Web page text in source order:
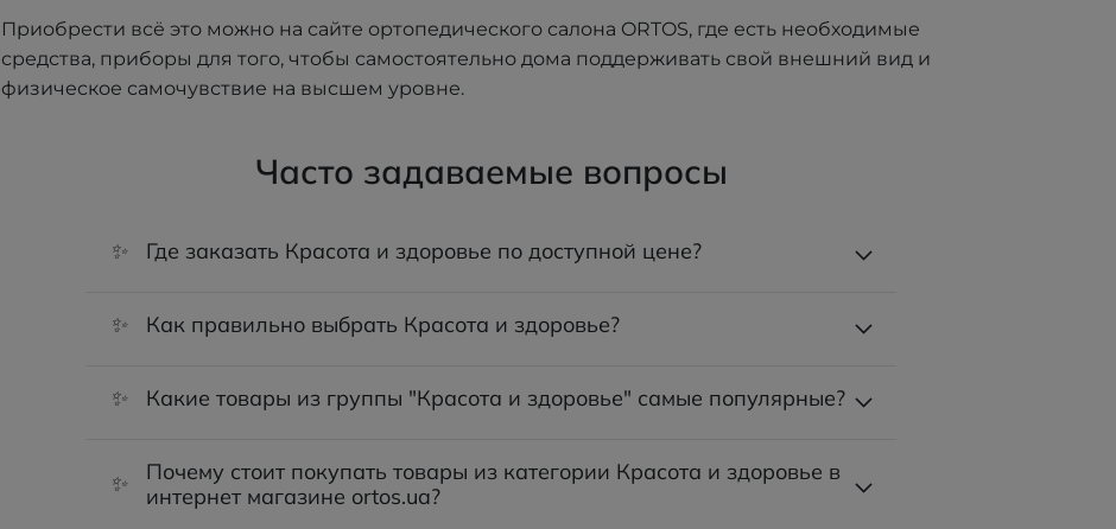
Приобрести всё это можно на сайте ортопедического салона ORTOS, где есть необходимые
средства, приборы для того, чтобы самостоятельно дома поддерживать свой внешний вид и
физическое самочувствие на высшем уровне.
Часто задаваемые вопросы
✨ Где заказать Красота и здоровье по доступной цене?
✨ Как правильно выбрать Красота и здоровье?
✨ Какие товары из группы "Красота и здоровье" самые популярные?
✨
Почему стоит покупать товары из категории Красота и здоровье в
интернет магазине ortos.ua?